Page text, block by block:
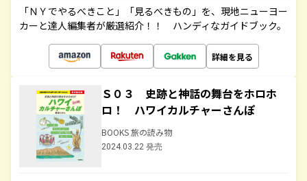
「ＮＹでやるべきこと」「見るべきもの」を、現地ニューヨー
カーと達人編集者が厳選紹介！！ ハンディなガイドブック。
詳細を見る
Ｓ０３ 史跡と神話の舞台をホロホ
ロ！ ハワイカルチャーさんぽ
BOOKS 旅の読み物
2024.03.22 発売